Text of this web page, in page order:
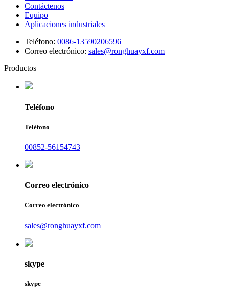
Contáctenos
Equipo
Aplicaciones industriales
Teléfono: 0086-13590206596
Correo electrónico: sales@ronghuayxf.com
Productos
Teléfono
Teléfono
00852-56154743
Correo electrónico
Correo electrónico
sales@ronghuayxf.com
skype
skype